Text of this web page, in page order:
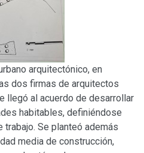
arquitectónico, en
dos firmas de arquitectos
llegó al acuerdo de desarrollar
habitables, definiéndose
Se planteó además
media de construcción,